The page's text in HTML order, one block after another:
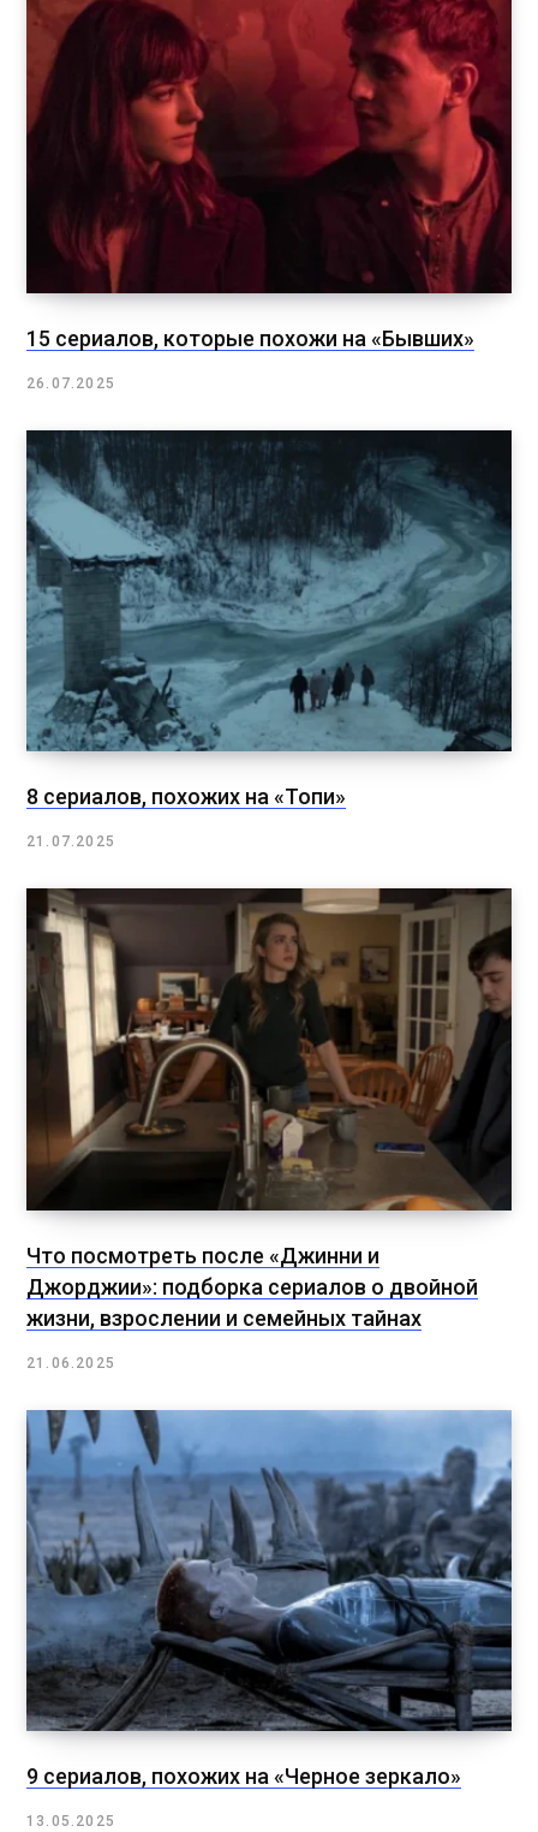
15 сериалов, которые похожи на «Бывших»
26.07.2025
8 сериалов, похожих на «Топи»
21.07.2025
Что посмотреть после «Джинни и
Джорджии»: подборка сериалов о двойной
жизни, взрослении и семейных тайнах
21.06.2025
9 сериалов, похожих на «Черное зеркало»
13.05.2025